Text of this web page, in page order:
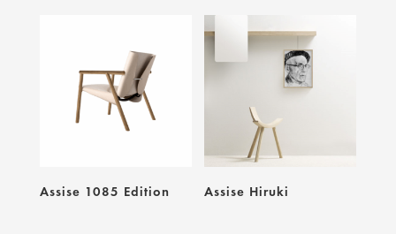
Assise 1085 Edition Assise Hiruki